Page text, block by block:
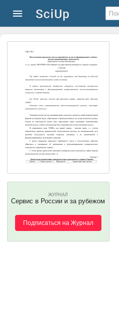
ЖУРНАЛ
Сервис в России и за рубежом
Подписаться на Журнал